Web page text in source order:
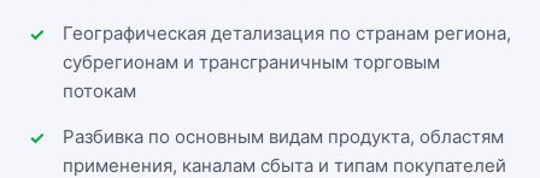
Географическая детализация по странам региона,
субрегионам и трансграничным торговым
потокам
Разбивка по основным видам продукта, областям
применения, каналам сбыта и типам покупателей